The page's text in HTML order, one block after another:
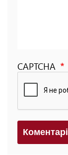
CAPTCHA
Коментарi